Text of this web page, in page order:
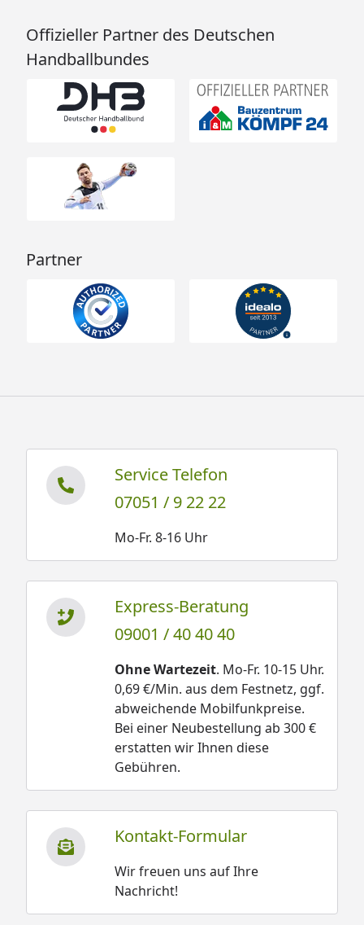
Offizieller Partner des Deutschen
Handballbundes
Partner
Service Telefon
07051 / 9 22 22
Mo-Fr. 8-16 Uhr
Express-Beratung
09001 / 40 40 40
Ohne Wartezeit. Mo-Fr. 10-15 Uhr.
0,69 €/Min. aus dem Festnetz, ggf.
abweichende Mobilfunkpreise.
Bei einer Neubestellung ab 300 €
erstatten wir Ihnen diese
Gebühren.
Kontakt-Formular
Wir freuen uns auf Ihre
Nachricht!